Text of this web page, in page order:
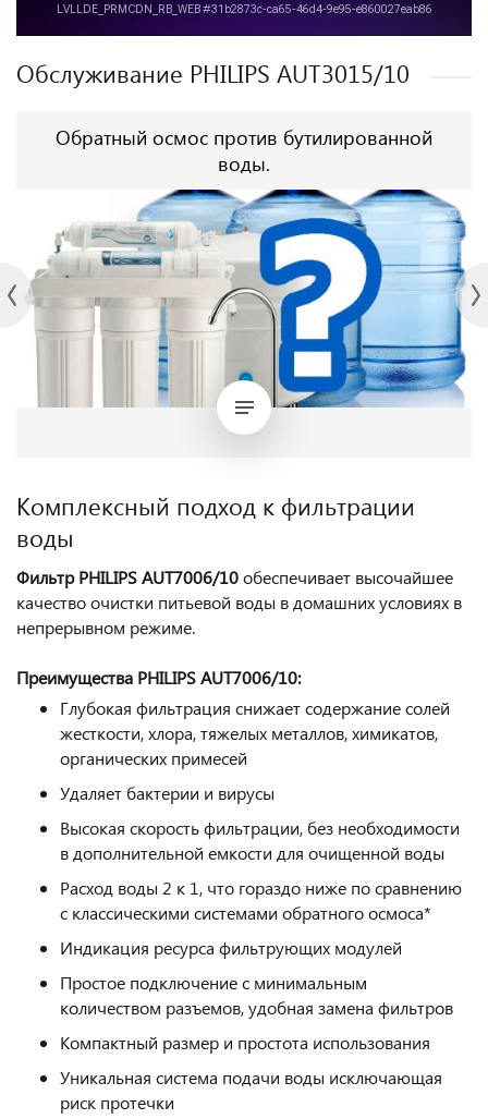
Обслуживание PHILIPS AUT3015/10
Обратный осмос против бутилированной
воды.
Комплексный подход к фильтрации
воды
Фильтр PHILIPSAUT7006/10обеспечивает высочайшее
качество очистки питьевой воды в домашних условиях в
непрерывном режиме.
Преимущества PHILIPS AUT7006/10:
Глубокая фильтрация снижает содержание солей
жесткости, хлора, тяжелых металлов, химикатов,
органических примесей
Удаляет бактерии и вирусы
Высокая скорость фильтрации, без необходимости
в дополнительной емкости для очищенной воды
Расход воды 2 к 1, что гораздо ниже по сравнению
с классическими системами обратного осмоса*
Индикация ресурса фильтрующих модулей
Простое подключение с минимальным
количеством разъемов, удобная замена фильтров
Компактный размер и простота использования
Уникальная система подачи воды исключающая
риск протечки